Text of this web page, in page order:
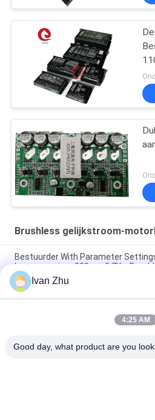
Brushless gelijkstroom-
Bestuurder With Parameter
hoogspannings220vac 3.7Kw
Heatsink Geen van de de
gelijkstroom Raad van Speed Motor
150W 3 Phase Brushless DC Motor
Ivan Zhu
4:25 AM
Good day, what product are you